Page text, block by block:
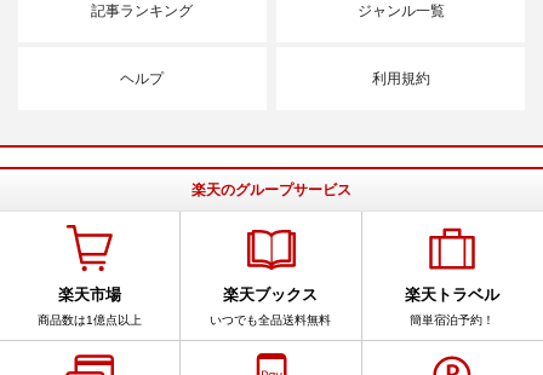
記事ランキング ジャンル一覧
ヘルプ 利用規約
楽天のグループサービス
楽天市場
商品数は1億点以上
楽天ブックス
いつでも全品送料無料
楽天トラベル
簡単宿泊予約！